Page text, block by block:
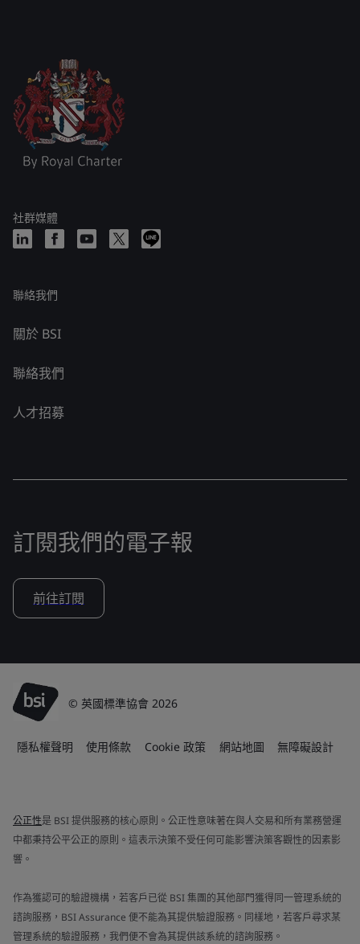
社群媒體
聯絡我們
關於 BSI
聯絡我們
人才招募
訂閱我們的電子報
前往訂閱
© 英國標準協會 2026
隱私權聲明 使用條款 Cookie 政策 網站地圖 無障礙設計
公正性是 BSI 提供服務的核心原則。公正性意味著在與人交易和所有業務營運
中都秉持公平公正的原則。這表示決策不受任何可能影響決策客觀性的因素影
響。
作為獲認可的驗證機構，若客戶已從 BSI 集團的其他部門獲得同一管理系統的
諮詢服務，BSI Assurance 便不能為其提供驗證服務。同樣地，若客戶尋求某
管理系統的驗證服務，我們便不會為其提供該系統的諮詢服務。